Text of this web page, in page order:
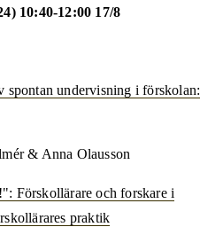
10:40-12:00 17/8
spontan undervisning i förskolan:
& Anna Olausson
Förskollärare och forskare i
praktik